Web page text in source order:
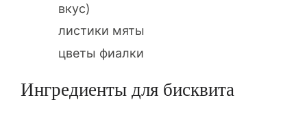
вкус)
листики мяты
цветы фиалки
Ингредиенты для бисквита